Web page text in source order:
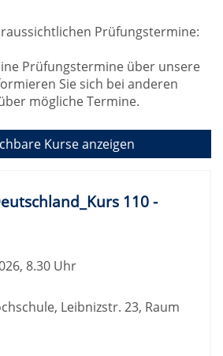
Prüfungstermine:
Prüfungstermine über unsere
Sie sich bei anderen
mögliche Termine.
Kurse anzeigen
110 -
8.30 Uhr
Leibnizstr. 23, Raum